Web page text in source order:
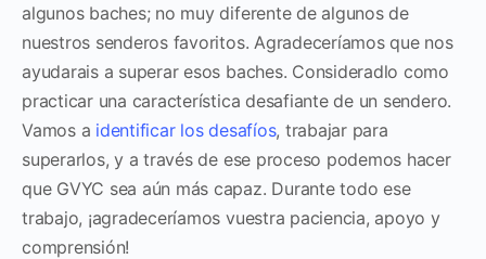
algunos baches; no muy diferente de algunos de
nuestros senderos favoritos. Agradeceríamos que nos
ayudarais a superar esos baches. Consideradlo como
practicar una característica desafiante de un sendero.
Vamos a identificar los desafíos, trabajar para
superarlos, y a través de ese proceso podemos hacer
que GVYC sea aún más capaz. Durante todo ese
trabajo, ¡agradeceríamos vuestra paciencia, apoyo y
comprensión!